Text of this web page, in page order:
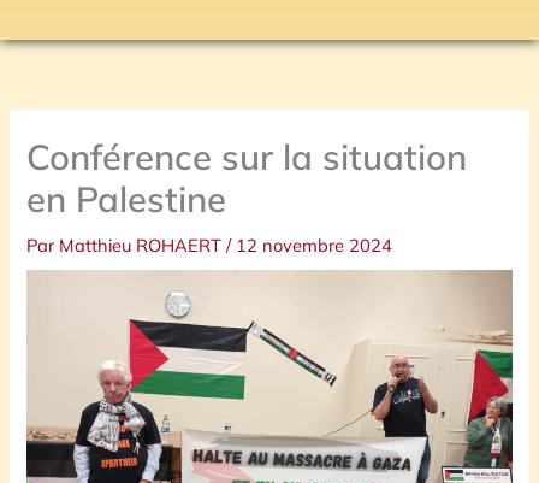
Conférence sur la situation
en Palestine
Par Matthieu ROHAERT/ 12 novembre 2024